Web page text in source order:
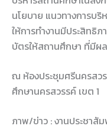
นโยบาย แนวทางการบ
ให้การทำงานมีประสิทธิ
บัตรให้สถานศึกษา ที่มีผ
ณ ห้องประชุมศรีนครสว
ศึกษานครสวรรค์ เขต 1
ภาพ/ข่าว : งานประชาสั